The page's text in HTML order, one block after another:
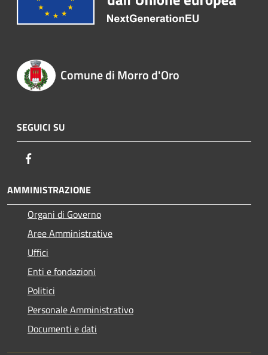
Comune di Morro d'Oro
SEGUICI SU
AMMINISTRAZIONE
Organi di Governo
Aree Amministrative
Uffici
Enti e fondazioni
Politici
Personale Amministrativo
Documenti e dati